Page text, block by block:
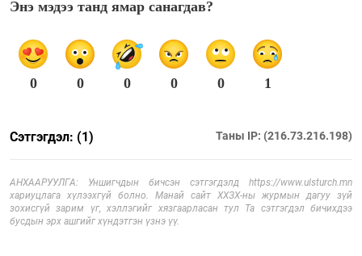
Энэ мэдээ танд ямар санагдав?
0 0 0 0 0 1
Сэтгэгдэл: (1) Таны IP: (216.73.216.198)
АНХААРУУЛГА: Уншигчдын бичсэн сэтгэгдэлд https://www.ulsturch.mn
хариуцлага хүлээхгүй болно. Манай сайт ХХЗХ-ны журмын дагуу зүй
зохисгүй зарим үг, хэллэгийг хязгаарласан тул Та сэтгэгдэл бичихдээ
бусдын эрх ашгийг хүндэтгэн үзнэ үү.